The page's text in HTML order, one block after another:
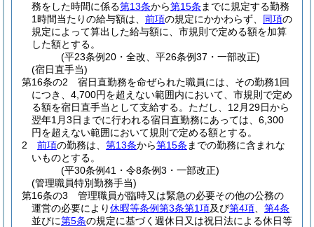
務をした時間に係る第13条から第15条 までに規定する勤務
1時間当たりの給与額は、 前項の規定にかかわらず、 同項の
規定によって算出した給与額に、市規則で定める額を加算
した額とする。
(平23条例20・全改、平26条例37・一部改正)
(宿日直手当)
第16条の2
宿日直勤務を命ぜられた職員には、その勤務1回
につき、4,700円を超えない範囲内において、市規則で定め
る額を宿日直手当として支給する。 ただし、12月29日から
翌年1月3日までに行われる宿日直勤務にあっては、6,300
円を超えない範囲において規則で定める額とする。
2
前項の勤務は、 第13条から第15条 までの勤務に含まれな
いものとする。
(平30条例41・令8条例3・一部改正)
(管理職員特別勤務手当)
第16条の3
管理職員が臨時又は緊急の必要その他の公務の
運営の必要により休暇等条例第3条第1項及び第4項
第4条
並びに第5条の規定に基づく週休日又は祝日法による休日等